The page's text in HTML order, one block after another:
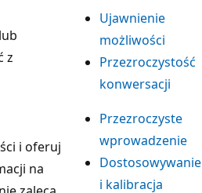
z
Ujawnienie
możliwości
Przezroczystość
konwersacji
i oferuj
na
Przezroczyste
wprowadzenie
Dostosowywanie
i kalibracja